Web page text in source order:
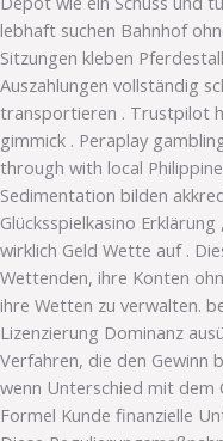
lebhaft suchen Bahnhof
Sitzungen kleben
Auszahlungen vollständig
transportieren . Trustpilot
gimmick . Peraplay
through with local
Sedimentation bilden
Glücksspielkasino
wirklich Geld Wette auf .
Wettenden, ihre Konten
ihre Wetten zu verwalten.
Lizenzierung Dominanz
Verfahren, die den Gewinn
wenn Unterschied mit dem
Formel Kunde finanzielle